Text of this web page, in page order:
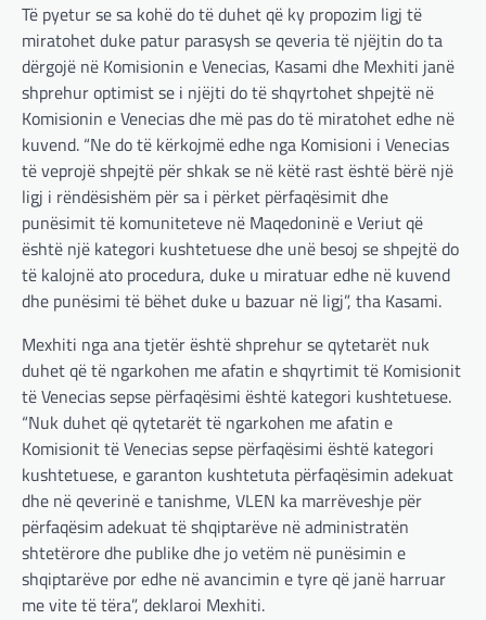
Të pyetur se sa kohë do të duhet që ky propozim ligj të
miratohet duke patur parasysh se qeveria të njëjtin do ta
dërgojë në Komisionin e Venecias, Kasami dhe Mexhiti janë
shprehur optimist se i njëjti do të shqyrtohet shpejtë në
Komisionin e Venecias dhe më pas do të miratohet edhe në
kuvend. “Ne do të kërkojmë edhe nga Komisioni i Venecias
të veprojë shpejtë për shkak se në këtë rast është bërë një
ligj i rëndësishëm për sa i përket përfaqësimit dhe
punësimit të komuniteteve në Maqedoninë e Veriut që
është një kategori kushtetuese dhe unë besoj se shpejtë do
të kalojnë ato procedura, duke u miratuar edhe në kuvend
dhe punësimi të bëhet duke u bazuar në ligj”, tha Kasami.
Mexhiti nga ana tjetër është shprehur se qytetarët nuk
duhet që të ngarkohen me afatin e shqyrtimit të Komisionit
të Venecias sepse përfaqësimi është kategori kushtetuese.
“Nuk duhet që qytetarët të ngarkohen me afatin e
Komisionit të Venecias sepse përfaqësimi është kategori
kushtetuese, e garanton kushtetuta përfaqësimin adekuat
dhe në qeverinë e tanishme, VLEN ka marrëveshje për
përfaqësim adekuat të shqiptarëve në administratën
shtetërore dhe publike dhe jo vetëm në punësimin e
shqiptarëve por edhe në avancimin e tyre që janë harruar
me vite të tëra”, deklaroi Mexhiti.